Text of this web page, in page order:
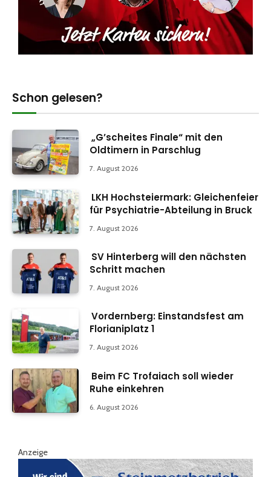
Schon gelesen?
„G’scheites Finale“ mit den
Oldtimern in Parschlug
7. August 2026
LKH Hochsteiermark: Gleichenfeier
für Psychiatrie-Abteilung in Bruck
7. August 2026
SV Hinterberg will den nächsten
Schritt machen
7. August 2026
Vordernberg: Einstandsfest am
Florianiplatz 1
7. August 2026
Beim FC Trofaiach soll wieder
Ruhe einkehren
6. August 2026
Anzeige